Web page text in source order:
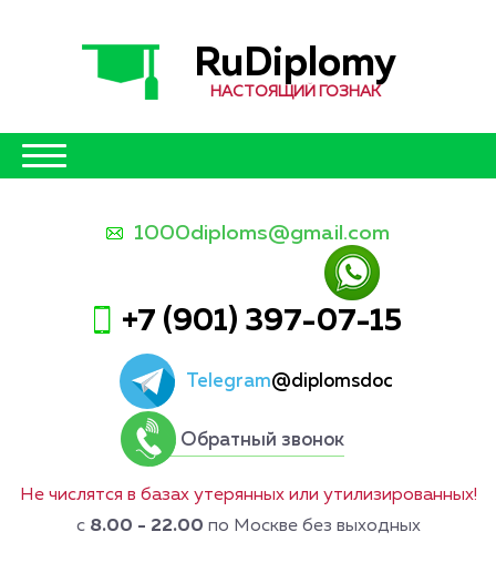
RuDiplomy
НАСТОЯЩИЙ ГОЗНАК
1000diploms@gmail.com
+7 (901) 397-07-15
Telegram@diplomsdoc
Обратный звонок
Не числятся в базах утерянных или утилизированных!
с 8.00 - 22.00 по Москве без выходных